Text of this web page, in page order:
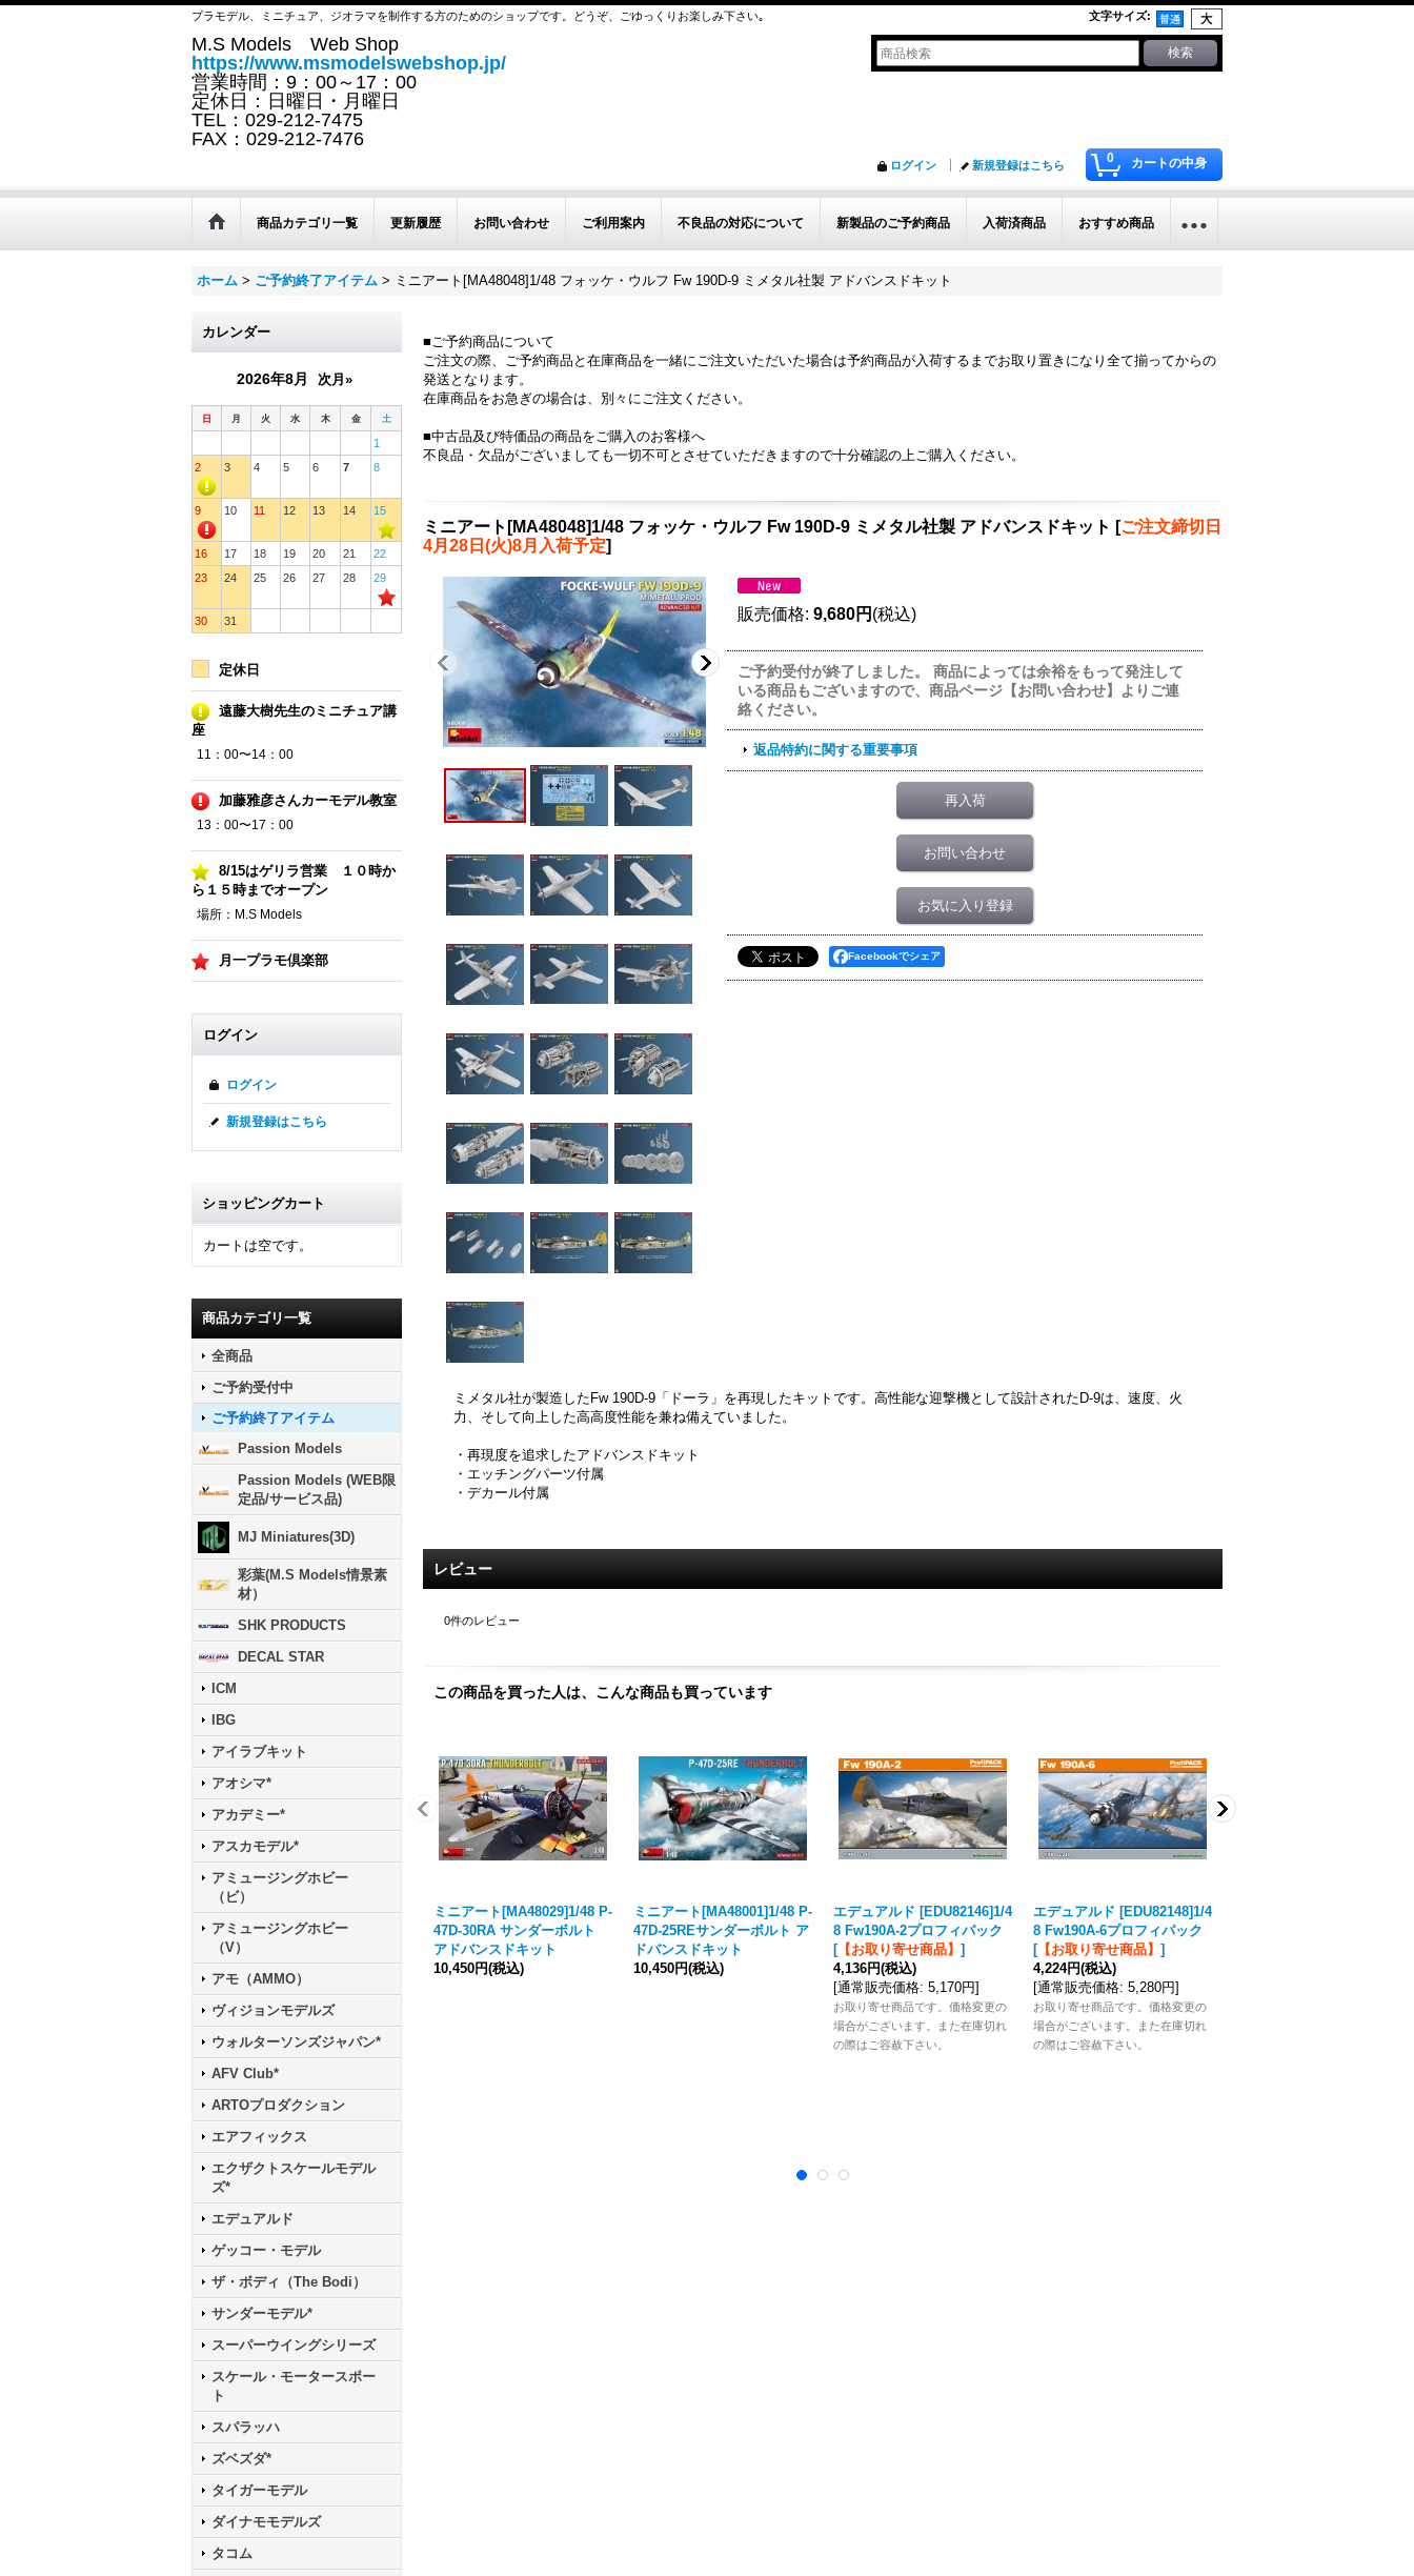
プラモデル、ミニチュア、ジオラマを制作する方のためのショップです。どうぞ、ごゆっくりお楽しみ下さい｡ 文字サイズ:
M.S Models Web Shop
https://www.msmodelswebshop.jp/
営業時間：9：00～17：00
定休日：日曜日・月曜日
TEL：029-212-7475
FAX：029-212-7476
0 カートの中身
ログイン 新規登録はこちら
商品カテゴリ一覧 更新履歴 お問い合わせ ご利用案内 不良品の対応について 新製品のご予約商品 入荷済商品 おすすめ商品
ホーム > ご予約終了アイテム > ミニアート[MA48048]1/48 フォッケ・ウルフ Fw 190D-9 ミメタル社製 アドバンスドキット
カレンダー
2026年8月 次月»
日 月 火 水 木 金 土
1
2
3 4 5 6 7 8
9 10 11 12 13 14 15
16 17 18 19 20 21
22
23
24 25 26 27 28 29
30 31
定休日
遠藤大樹先生のミニチュア講
座
11：00〜14：00
加藤雅彦さんカーモデル教室
13：00〜17：00
8/15はゲリラ営業 １０時か
ら１５時までオープン
場所：M.S Models
月一プラモ倶楽部
ログイン
ログイン
新規登録はこちら
ショッピングカート
カートは空です。
商品カテゴリ一覧
全商品
ご予約受付中
ご予約終了アイテム
Passion Models
Passion Models (WEB限
定品/サービス品)
MJ Miniatures(3D)
彩葉(M.S Models情景素
材）
SHK PRODUCTS
DECAL STAR
ICM
IBG
アイラブキット
アオシマ*
アカデミー*
アスカモデル*
アミュージングホビー
（ビ）
アミュージングホビー
（V）
アモ（AMMO）
ヴィジョンモデルズ
ウォルターソンズジャパン*
AFV Club*
ARTOプロダクション
エアフィックス
エクザクトスケールモデル
ズ*
エデュアルド
ゲッコー・モデル
ザ・ボディ（The Bodi）
サンダーモデル*
スーパーウイングシリーズ
スケール・モータースポー
ト
スパラッハ
ズベズダ*
タイガーモデル
ダイナモモデルズ
タコム
■ご予約商品について
ご注文の際、ご予約商品と在庫商品を一緒にご注文いただいた場合は予約商品が入荷するまでお取り置きになり全て揃ってからの
発送となります。
在庫商品をお急ぎの場合は、別々にご注文ください。
■中古品及び特価品の商品をご購入のお客様へ
不良品・欠品がございましても一切不可とさせていただきますので十分確認の上ご購入ください。
ミニアート[MA48048]1/48 フォッケ・ウルフ Fw 190D-9 ミメタル社製 アドバンスドキット [ご注文締切日
4月28日(火)8月入荷予定]
販売価格: 9,680円 (税込)
ご予約受付が終了しました。 商品によっては余裕をもって発注して
いる商品もございますので、商品ページ【お問い合わせ】よりご連
絡ください。
返品特約に関する重要事項
再入荷
お問い合わせ
お気に入り登録
Facebookでシェア
ミメタル社が製造したFw 190D-9「ドーラ」を再現したキットです。高性能な迎撃機として設計されたD-9は、速度、火
力、そして向上した高高度性能を兼ね備えていました。
・再現度を追求したアドバンスドキット
・エッチングパーツ付属
・デカール付属
レビュー
0件のレビュー
この商品を買った人は、こんな商品も買っています
ミニアート[MA48029]1/48 P-
47D-30RA サンダーボルト
アドバンスドキット
10,450円(税込)
ミニアート[MA48001]1/48 P-
47D-25REサンダーボルト ア
ドバンスドキット
10,450円(税込)
エデュアルド [EDU82146]1/4
8 Fw190A-2プロフィパック
[【お取り寄せ商品】 ]
4,136円(税込)
[通常販売価格: 5,170円]
お取り寄せ商品です。価格変更の
場合がございます。また在庫切れ
の際はご容赦下さい。
エデュアルド [EDU82148]1/4
8 Fw190A-6プロフィパック
[【お取り寄せ商品】 ]
4,224円(税込)
[通常販売価格: 5,280円]
お取り寄せ商品です。価格変更の
場合がございます。また在庫切れ
の際はご容赦下さい。